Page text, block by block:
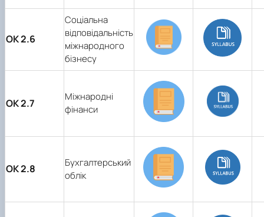
ОК 2.6
Соціальна
відповідальність
міжнародного
бізнесу
ОК 2.7
Міжнародні
фінанси
ОК 2.8
Бухгалтерський
облік